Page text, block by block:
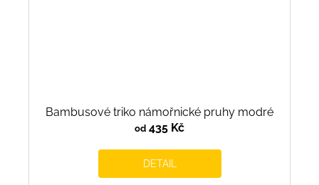
Bambusové triko námořnické pruhy modré
od 435 Kč
DETAIL